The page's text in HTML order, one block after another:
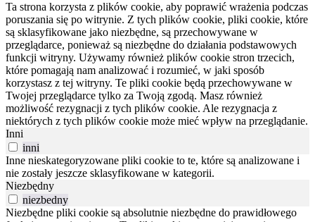
Ta strona korzysta z plików cookie, aby poprawić wrażenia podczas
poruszania się po witrynie. Z tych plików cookie, pliki cookie, które
są sklasyfikowane jako niezbędne, są przechowywane w
przeglądarce, ponieważ są niezbędne do działania podstawowych
funkcji witryny. Używamy również plików cookie stron trzecich,
które pomagają nam analizować i rozumieć, w jaki sposób
korzystasz z tej witryny. Te pliki cookie będą przechowywane w
Twojej przeglądarce tylko za Twoją zgodą. Masz również
możliwość rezygnacji z tych plików cookie. Ale rezygnacja z
niektórych z tych plików cookie może mieć wpływ na przeglądanie.
Inni
inni
Inne nieskategoryzowane pliki cookie to te, które są analizowane i
nie zostały jeszcze sklasyfikowane w kategorii.
Niezbędny
niezbedny
Niezbędne pliki cookie są absolutnie niezbędne do prawidłowego